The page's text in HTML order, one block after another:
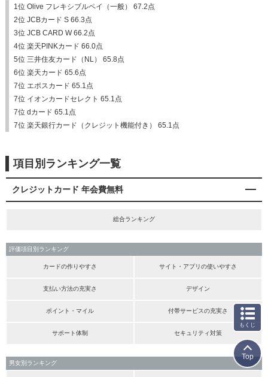
1位 Olive フレキシブルペイ（一般） 67.2点
2位 JCBカード S 66.3点
3位 JCB CARD W 66.2点
4位 楽天PINKカード 66.0点
5位 三井住友カード（NL） 65.8点
6位 楽天カード 65.6点
7位 エポスカード 65.1点
7位 イオンカードセレクト 65.1点
7位 dカード 65.1点
7位 楽天銀行カード（クレジット機能付き） 65.1点
項目別ランキング一覧
クレジットカード 年会費無料
総合ランキング
評価項目別ランキング
カードの作りやすさ サイト・アプリの使いやすさ
支払い方法の充実さ デザイン
ポイント・マイル 付帯サービスの充実さ
サポート体制 セキュリティ対策
男女別ランキング
もくじ
Top